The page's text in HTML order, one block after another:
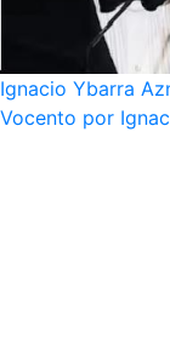
Ignacio Ybarra
Vocento por